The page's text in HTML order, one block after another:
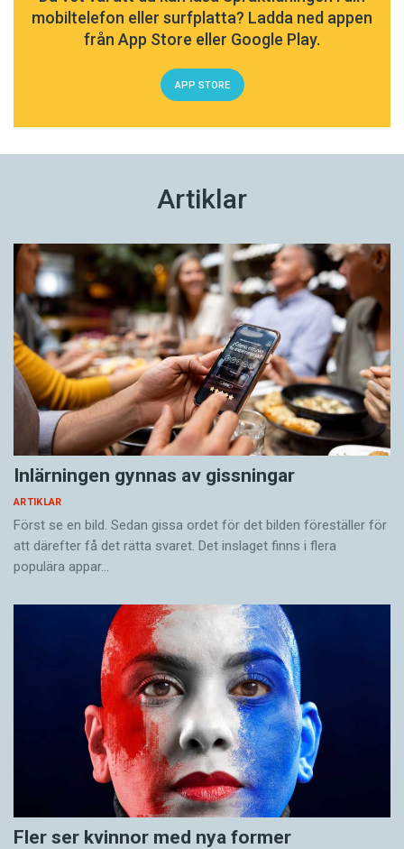
mobiltelefon eller surfplatta? Ladda ned appen
från App Store eller Google Play.
APP STORE
Artiklar
Inlärningen gynnas av gissningar
ARTIKLAR
Först se en bild. Sedan gissa ordet för det bilden föreställer för
att därefter få det rätta svaret. Det inslaget finns i flera
populära appar…
Fler ser kvinnor med nya former